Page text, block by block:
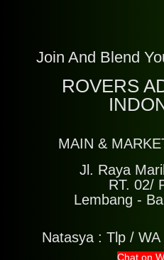
Join And Blend
ROVERS
MAIN &
Jl. Raya
RT. 02/
Lembang -
Natasya : Tlp /
Chat on